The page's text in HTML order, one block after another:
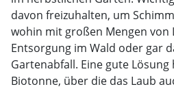
davon freizuhalten, um
wohin mit großen Mengen von
Entsorgung im Wald oder gar
Gartenabfall. Eine gute
Biotonne, über die das Laub